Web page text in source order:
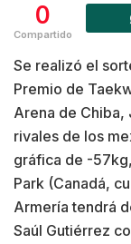
0
Compartido
Se realizó el
Premio de
Arena de Chiba,
rivales de los
gráfica de -
Park (Canadá,
Armería tendrá
Saúl Gutiérrez